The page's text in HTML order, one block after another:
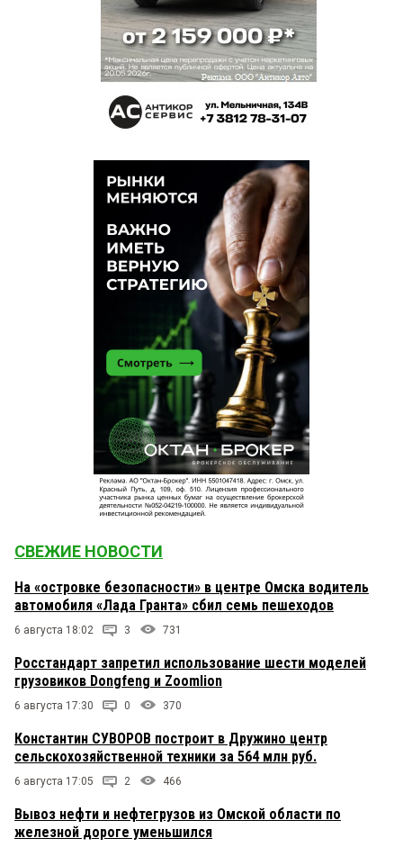
СВЕЖИЕ НОВОСТИ
На «островке безопасности» в центре Омска водитель
автомобиля «Лада Гранта» сбил семь пешеходов
6 августа 18:02 3 731
Росстандарт запретил использование шести моделей
грузовиков Dongfeng и Zoomlion
6 августа 17:30 0 370
Константин СУВОРОВ построит в Дружино центр
сельскохозяйственной техники за 564 млн руб.
6 августа 17:05 2 466
Вывоз нефти и нефтегрузов из Омской области по
железной дороге уменьшился